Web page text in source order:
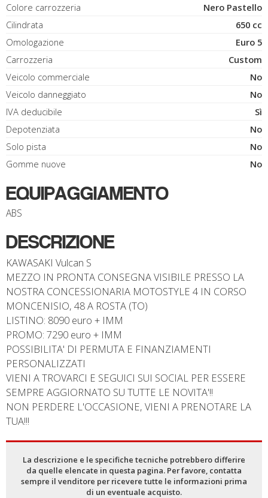
Colore carrozzeria
Nero Pastello
Cilindrata
650 cc
Omologazione
Euro 5
Carrozzeria
Custom
Veicolo commerciale
No
Veicolo danneggiato
No
IVA deducibile
Sì
Depotenziata
No
Solo pista
No
Gomme nuove
No
EQUIPAGGIAMENTO
ABS
DESCRIZIONE
KAWASAKI Vulcan S
MEZZO IN PRONTA CONSEGNA VISIBILE PRESSO LA
NOSTRA CONCESSIONARIA MOTOSTYLE 4 IN CORSO
MONCENISIO, 48 A ROSTA (TO)
LISTINO: 8090 euro + IMM
PROMO: 7290 euro + IMM
POSSIBILITA' DI PERMUTA E FINANZIAMENTI
PERSONALIZZATI
VIENI A TROVARCI E SEGUICI SUI SOCIAL PER ESSERE
SEMPRE AGGIORNATO SU TUTTE LE NOVITA'!!
NON PERDERE L'OCCASIONE, VIENI A PRENOTARE LA
TUA!!!
La descrizione e le specifiche tecniche potrebbero differire
da quelle elencate in questa pagina. Per favore, contatta
sempre il venditore per ricevere tutte le informazioni prima
di un eventuale acquisto.